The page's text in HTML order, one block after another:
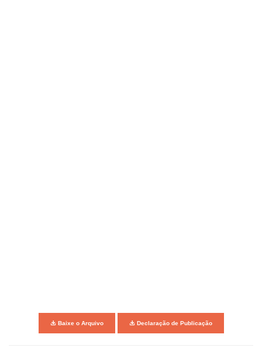
Baixe o Arquivo Declaração de Publicação